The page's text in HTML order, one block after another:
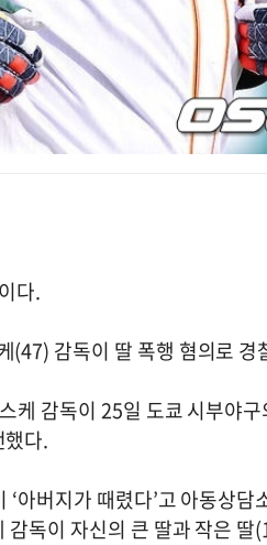
다.
(47) 감독이 딸 폭행 혐의로
케 감독이 25일 도쿄 시부야
다.
아버지가 때렸다’고 아동상
독이 자신의 큰 딸과 작은